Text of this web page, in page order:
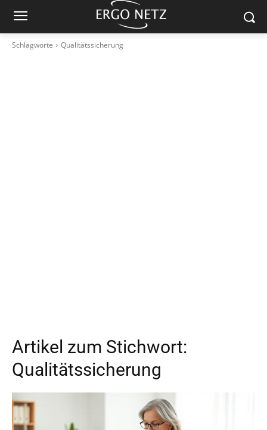
Schlagworte Qualitätssicherung
Artikel zum Stichwort:
Qualitätssicherung